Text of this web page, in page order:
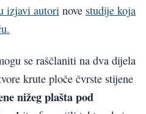
izjavi autori nove studije koja
se raščlaniti na dva dijela
krute ploče čvrste stijene
nižeg plašta pod